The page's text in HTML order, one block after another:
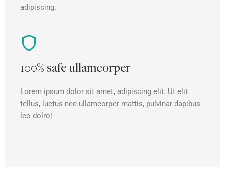
adipiscing.
100% safe ullamcorper
Lorem ipsum dolor sit amet, adipiscing elit. Ut elit
tellus, luctus nec ullamcorper mattis, pulvinar dapibus
leo dolro!